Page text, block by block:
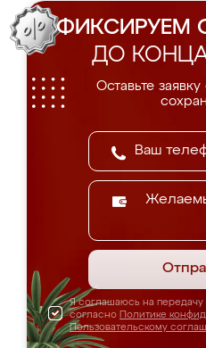
ФИКСИРУЕМ
ДО КОНЦА
Оставьте
Я соглашаюсь на
согласно Политике
Пользовательскому